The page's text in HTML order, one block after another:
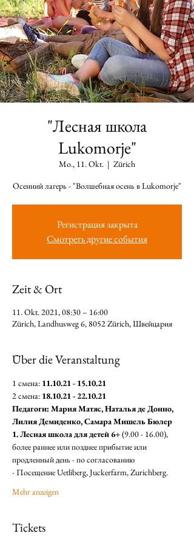
"Лесная школа
Lukomorje"
Mo., 11. Okt.
  |
Zürich
Осенний лагерь - "Волшебная осень в Lukomorje"
Регистрация закрыта
Смотреть другие события
Zeit & Ort
11. Okt. 2021, 08:30 – 16:00
Zürich, Landhusweg 6, 8052 Zürich, Швейцария
Über die Veranstaltung
1 смена: 11.10.21 - 15.10.21
2 смена: 18.10.21 - 22.10.21
Педагоги: Мария Матяс, Наталья де Донно,
Лилия Демиденко, Самара Мишель Бюлер
1. Лесная школа для детей 6+ (9.00 - 16.00),
более раннее или позднее прибытие или
продленный день - по согласованию
- Посещение Uetliberg, Juckerfarm, Zurichberg.
Mehr anzeigen
Tickets